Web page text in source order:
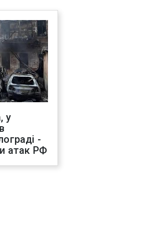
у
-
атак РФ